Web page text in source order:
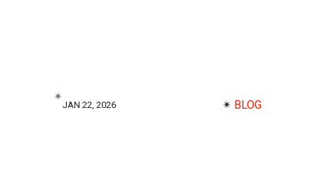
✴︎
JAN 22, 2026 ✴︎ BLOG